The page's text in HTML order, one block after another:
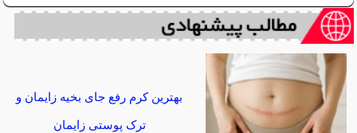
بهترین کرم رفع جای بخیه زایمان و
ترک پوستی زایمان